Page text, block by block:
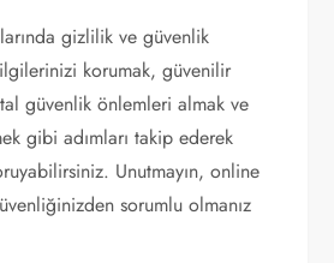
gizlilik ve güvenlik
korumak, güvenilir
güvenlik önlemleri almak ve
gibi adımları takip ederek
Unutmayın, online
sorumlu olmanız